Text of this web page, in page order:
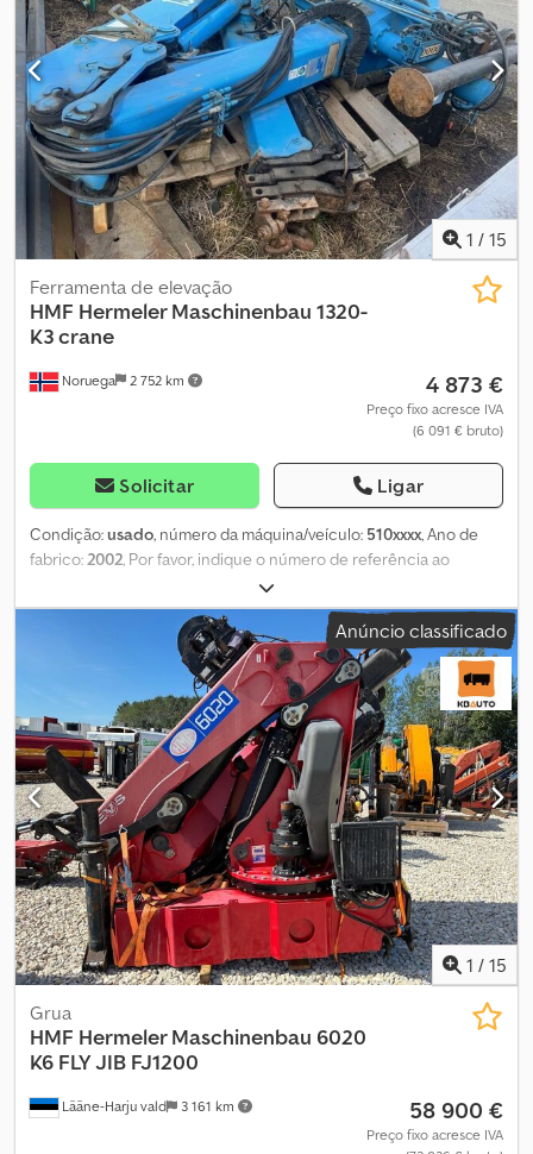
via WhatsApp e Viber. Ao efetuar o pagamento por transferência
bancária, os fundos devem ser transferidos para a conta bancária
indicada abaixo. Confirme sempre os dados de pagamento
disponíveis em nosso site. Caso receba informações diferentes,
por favor, entre em contato conosco. Se tiver dúvidas, ligue para
que possamos verificar a fatura e/ou o pagamento. Djdpfx Aey N Tl
Eebzowa Dados bancários: Rabobank Laan van Limburg 2 4701BP
Roosendaal IBAN: NL 89 RABO EORI/IVA/IMPOSTO: NL857401B(01)
BIC/SWIFT: RABONL2U
1 / 15
Noruega 2 752 km
Ferramenta de elevação
HMF Hermeler Maschinenbau 1320-
K3 crane
4 873 €
Preço fixo acresce IVA
(6 091 € bruto)
Solicitar Ligar
Condição:usado, número da máquina/veículo: 510xxxx, Ano de
fabrico:2002, Por favor, indique o número de referência ao
solicitar: 23129 Especificações: Ano de fabrico: 2002 Diagrama de
carga Alcance: 9,9 m Capacidade máxima de elevação: 2830 kg
Patas de apoio Disponível de imediato Peso próprio: 11 Dwjdpfjy H
Ah Djx Abzja Modelo: Grua 1320-K3. = Mais informações =
Contacte a ATS Norway para mais informações.
Anúncio classificado
1 / 15
Lääne-Harju vald 3 161 km
Grua
HMF Hermeler Maschinenbau 6020
K6 FLY JIB FJ1200
58 900 €
Preço fixo acresce IVA